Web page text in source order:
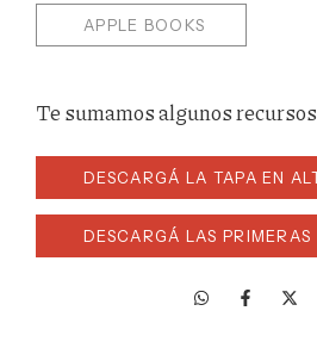
APPLE BOOKS
Te sumamos algunos recursos
DESCARGÁ LA TAPA EN
DESCARGÁ LAS PRIMERAS